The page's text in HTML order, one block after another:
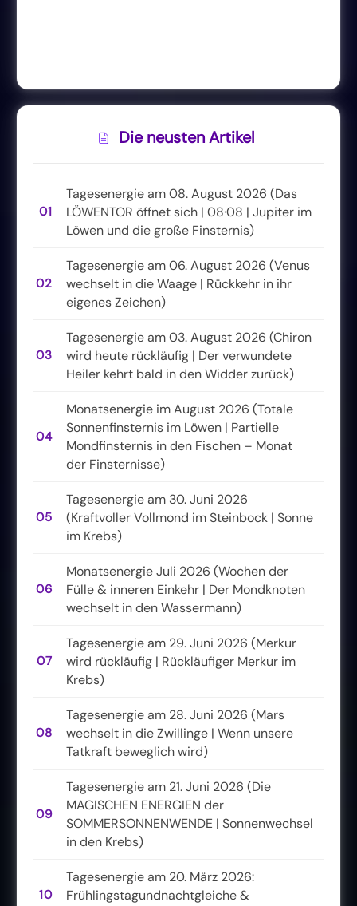
Die neusten Artikel
01
Tagesenergie am 08. August 2026 (Das
LÖWENTOR öffnet sich | 08·08 | Jupiter im
Löwen und die große Finsternis)
02
Tagesenergie am 06. August 2026 (Venus
wechselt in die Waage | Rückkehr in ihr
eigenes Zeichen)
03
Tagesenergie am 03. August 2026 (Chiron
wird heute rückläufig | Der verwundete
Heiler kehrt bald in den Widder zurück)
04
Monatsenergie im August 2026 (Totale
Sonnenfinsternis im Löwen | Partielle
Mondfinsternis in den Fischen – Monat
der Finsternisse)
05
Tagesenergie am 30. Juni 2026
(Kraftvoller Vollmond im Steinbock | Sonne
im Krebs)
06
Monatsenergie Juli 2026 (Wochen der
Fülle & inneren Einkehr | Der Mondknoten
wechselt in den Wassermann)
07
Tagesenergie am 29. Juni 2026 (Merkur
wird rückläufig | Rückläufiger Merkur im
Krebs)
08
Tagesenergie am 28. Juni 2026 (Mars
wechselt in die Zwillinge | Wenn unsere
Tatkraft beweglich wird)
09
Tagesenergie am 21. Juni 2026 (Die
MAGISCHEN ENERGIEN der
SOMMERSONNENWENDE | Sonnenwechsel
in den Krebs)
10
Tagesenergie am 20. März 2026:
Frühlingstagundnachtgleiche &